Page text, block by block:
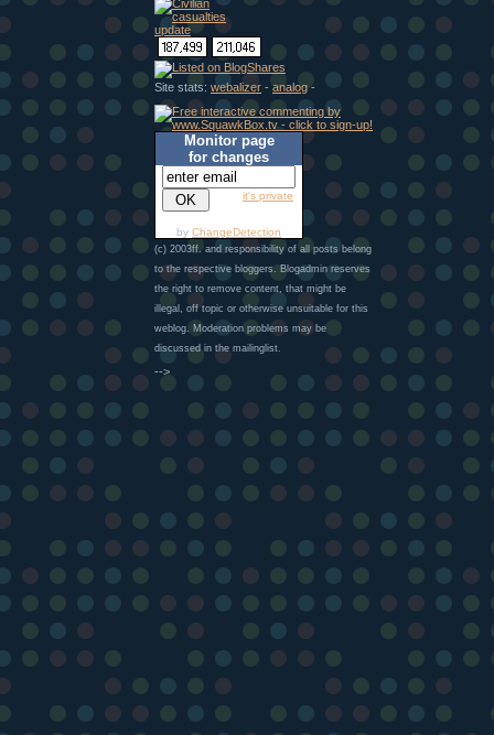
Site stats: webalizer - analog -
Monitor page
for changes
it's private
by ChangeDetection
(c) 2003ff. and responsibility of all posts belong
to the respective bloggers. Blogadmin reserves
the right to remove content, that might be
illegal, off topic or otherwise unsuitable for this
weblog. Moderation problems may be
discussed in the mailinglist.
-->